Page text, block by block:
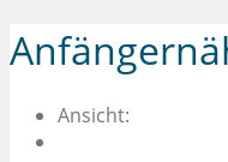
Ansicht: